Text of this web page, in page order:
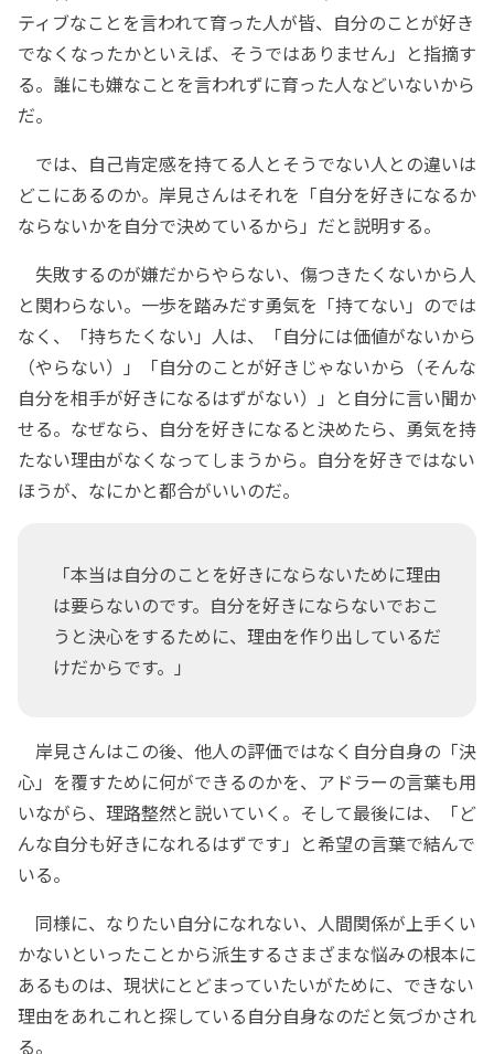
ティブなことを言われて育った人が皆、自分のことが好き
でなくなったかといえば、そうではありません」と指摘す
る。誰にも嫌なことを言われずに育った人などいないから
だ。
では、自己肯定感を持てる人とそうでない人との違いは
どこにあるのか。岸見さんはそれを「自分を好きになるか
ならないかを自分で決めているから」だと説明する。
失敗するのが嫌だからやらない、傷つきたくないから人
と関わらない。一歩を踏みだす勇気を「持てない」のでは
なく、「持ちたくない」人は、「自分には価値がないから
（やらない）」「自分のことが好きじゃないから（そんな
自分を相手が好きになるはずがない）」と自分に言い聞か
せる。なぜなら、自分を好きになると決めたら、勇気を持
たない理由がなくなってしまうから。自分を好きではない
ほうが、なにかと都合がいいのだ。
「本当は自分のことを好きにならないために理由
は要らないのです。自分を好きにならないでおこ
うと決心をするために、理由を作り出しているだ
けだからです。」
岸見さんはこの後、他人の評価ではなく自分自身の「決
心」を覆すために何ができるのかを、アドラーの言葉も用
いながら、理路整然と説いていく。そして最後には、「ど
んな自分も好きになれるはずです」と希望の言葉で結んで
いる。
同様に、なりたい自分になれない、人間関係が上手くい
かないといったことから派生するさまざまな悩みの根本に
あるものは、現状にとどまっていたいがために、できない
理由をあれこれと探している自分自身なのだと気づかされ
る。